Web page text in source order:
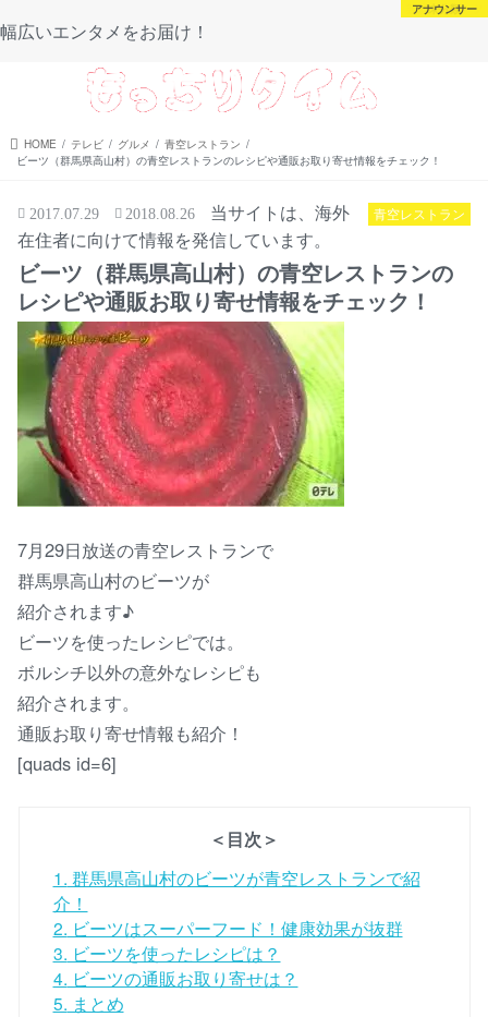
幅広いエンタメをお届け！
HOME テレビ グルメ
青空レストラン
ビーツ（群馬県高山村）の青空レストランのレシピや通販お取り寄せ情報をチェック！
青空レストラン
2017.07.29 2018.08.26
当サイトは、海外
在住者に向けて情報を発信しています。
ビーツ（群馬県高山村）の青空レストランの
レシピや通販お取り寄せ情報をチェック！
7月29日放送の青空レストランで
群馬県高山村のビーツが
紹介されます♪
ビーツを使ったレシピでは。
ボルシチ以外の意外なレシピも
紹介されます。
通販お取り寄せ情報も紹介！
[quads id=6]
＜目次＞
1. 群馬県高山村のビーツが青空レストランで紹
介！
2. ビーツはスーパーフード！健康効果が抜群
3. ビーツを使ったレシピは？
4. ビーツの通販お取り寄せは？
5. まとめ
芸能・スポーツ
芸能・スポーツ
未分類
アナウンサー